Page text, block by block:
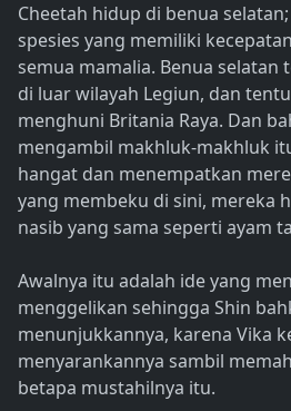
Cheetah hidup di benua
spesies yang memiliki
semua mamalia. Benua selatan
di luar wilayah Legiun, dan
menghuni Britania Raya. Dan
mengambil makhluk-makhluk
hangat dan menempatkan
yang membeku di sini, mereka
nasib yang sama seperti ayam
Awalnya itu adalah ide yang
menggelikan sehingga Shin
menunjukkannya, karena Vika
menyarankannya sambil
betapa mustahilnya itu.